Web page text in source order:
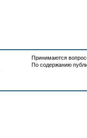
Принимаются
По содержанию